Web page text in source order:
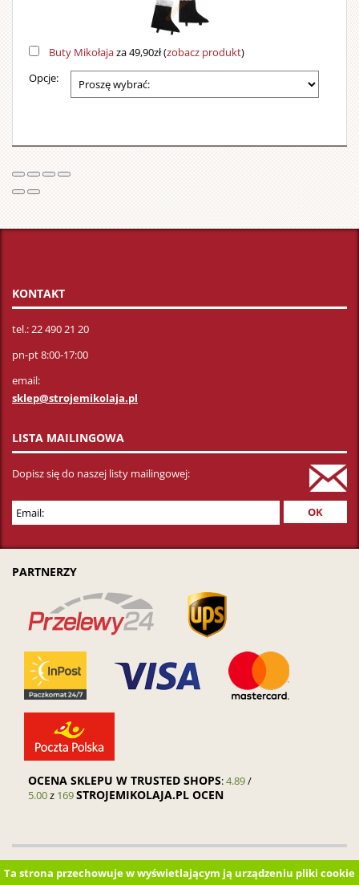
Ta strona przechowuje w wyświetlającym ją urządzeniu pliki cookie
Buty Mikołajaza 49,90zł(zobacz produkt)
Opcje:
KONTAKT
tel.: 22 490 21 20
pn-pt 8:00-17:00
email:
sklep@strojemikolaja.pl
LISTA MAILINGOWA
Dopisz się do naszej listy mailingowej:
PARTNERZY
OCENA SKLEPU W TRUSTED SHOPS:4.89/
5.00z 169STROJEMIKOLAJA.PL OCEN
Pytania i odpowiedzi (FAQ)
Zamówienia hurtowe